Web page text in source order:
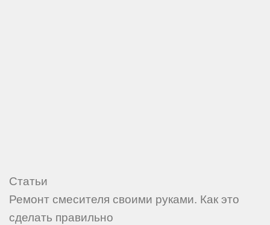
Статьи
Ремонт смесителя своими руками. Как это
сделать правильно